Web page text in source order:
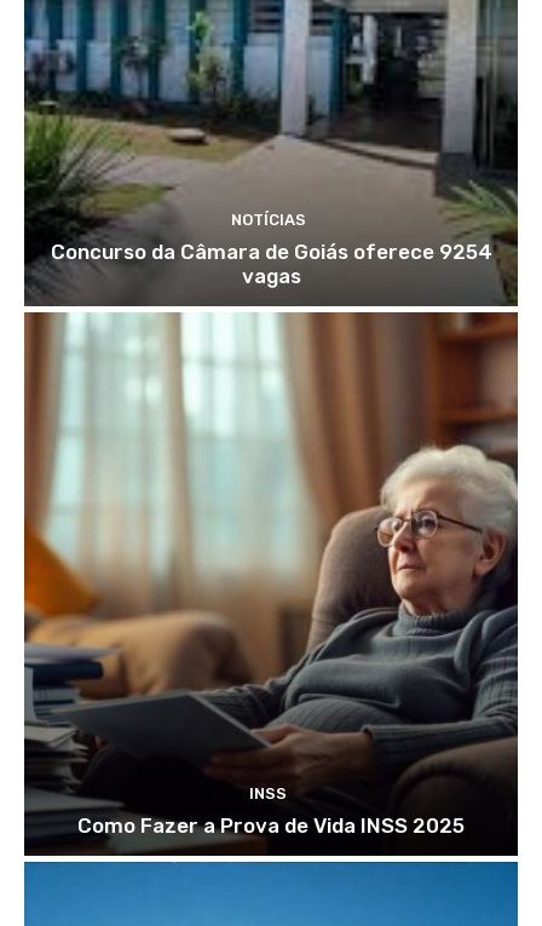
NOTÍCIAS
Concurso da Câmara de Goiás oferece 9254
vagas
INSS
Como Fazer a Prova de Vida INSS 2025